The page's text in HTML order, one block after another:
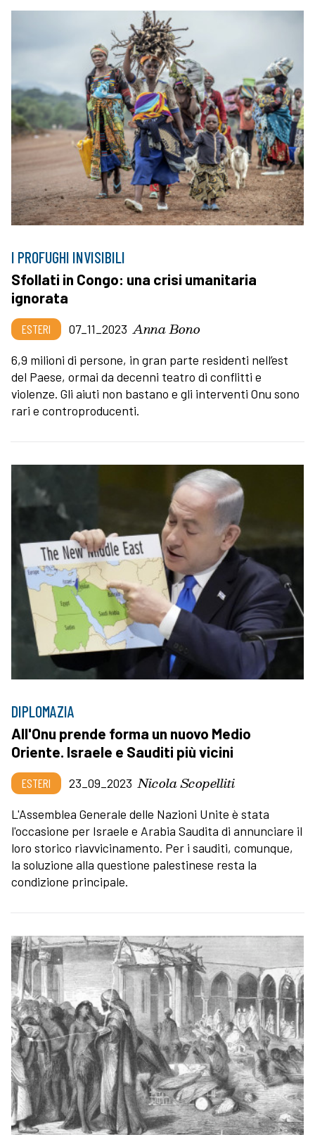
I PROFUGHI INVISIBILI
Sfollati in Congo: una crisi umanitaria
ignorata
ESTERI 07_11_2023 Anna Bono
6,9 milioni di persone, in gran parte residenti nell’est
del Paese, ormai da decenni teatro di conflitti e
violenze. Gli aiuti non bastano e gli interventi Onu sono
rari e controproducenti.
DIPLOMAZIA
All'Onu prende forma un nuovo Medio
Oriente. Israele e Sauditi più vicini
ESTERI 23_09_2023 Nicola Scopelliti
L'Assemblea Generale delle Nazioni Unite è stata
l'occasione per Israele e Arabia Saudita di annunciare il
loro storico riavvicinamento. Per i sauditi, comunque,
la soluzione alla questione palestinese resta la
condizione principale.